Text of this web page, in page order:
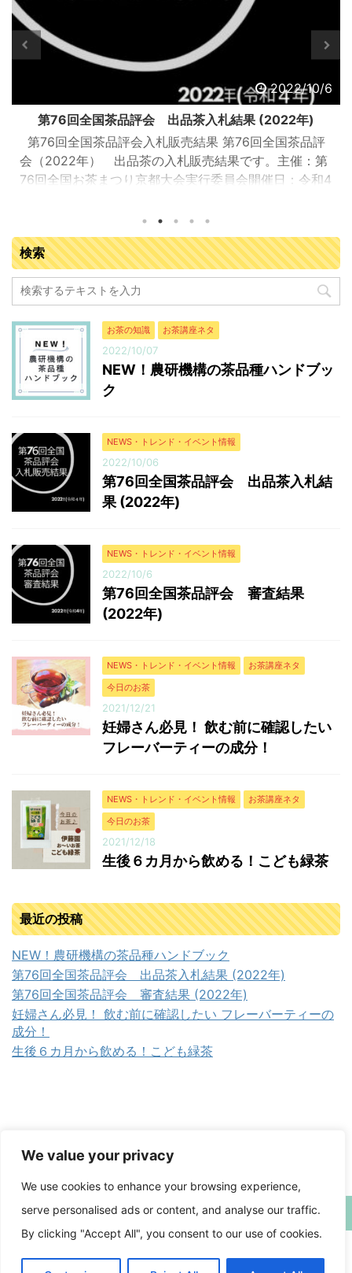
We value your privacy
We use cookies to enhance your browsing experience,
serve personalised ads or content, and analyse our traffic.
By clicking "Accept All", you consent to our use of cookies.
2022/10/6
第76回全国茶品評会 出品茶入札結果 (2022年)
第76回全国茶品評会入札販売結果 第76回全国茶品評
会（2022年） 出品茶の入札販売結果です。主催：第
76回全国お茶まつり京都大会実行委員会開催日：令和4
通センター（京都府城陽市寺田塚本111-5）参加業者：
落札業者163業者 入札販売会結果総括 ※金額はすべて
税抜き 販売点数（点） 販売数量（kg） 落札金額
（円） 今回の平均落札単価（円/kg） 普通煎茶10kg 71
666.5 8,908,717 13,366 普通煎茶4kg ...
検索
お茶の知識 お茶講座ネタ
2022/10/07
NEW！農研機構の茶品種ハンドブッ
ク
NEWS・トレンド・イベント情報
2022/10/06
第76回全国茶品評会 出品茶入札結
果 (2022年)
NEWS・トレンド・イベント情報
2022/10/6
第76回全国茶品評会 審査結果
(2022年)
NEWS・トレンド・イベント情報
お茶講座ネタ
今日のお茶
2021/12/21
妊婦さん必見！ 飲む前に確認したい
フレーバーティーの成分！
NEWS・トレンド・イベント情報
お茶講座ネタ
今日のお茶
2021/12/18
生後６カ月から飲める！こども緑茶
最近の投稿
NEW！農研機構の茶品種ハンドブック
第76回全国茶品評会 出品茶入札結果 (2022年)
第76回全国茶品評会 審査結果 (2022年)
妊婦さん必見！ 飲む前に確認したい フレーバーティーの
成分！
生後６カ月から飲める！こども緑茶
日本茶備忘録